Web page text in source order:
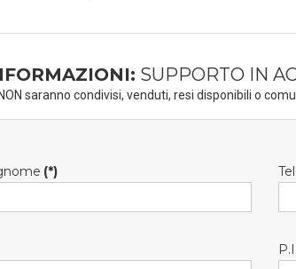
SUPPORTO IN
saranno condivisi, venduti, resi disponibili o
(*)